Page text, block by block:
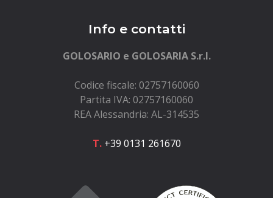
Info e contatti
GOLOSARIO e GOLOSARIA S.r.l.
Codice fiscale: 02757160060
Partita IVA: 02757160060
REA Alessandria: AL-314535
T.+39 0131 261670